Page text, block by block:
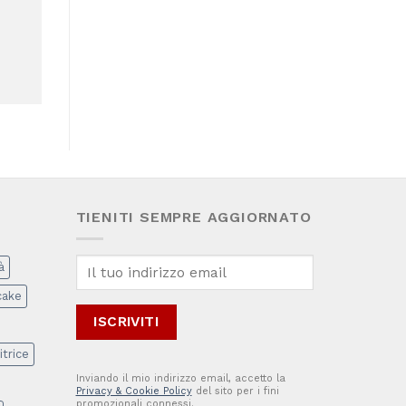
TIENITI SEMPRE AGGIORNATO
Inviando il mio indirizzo email, accetto la
Privacy & Cookie Policydel sito per i fini
promozionali connessi.